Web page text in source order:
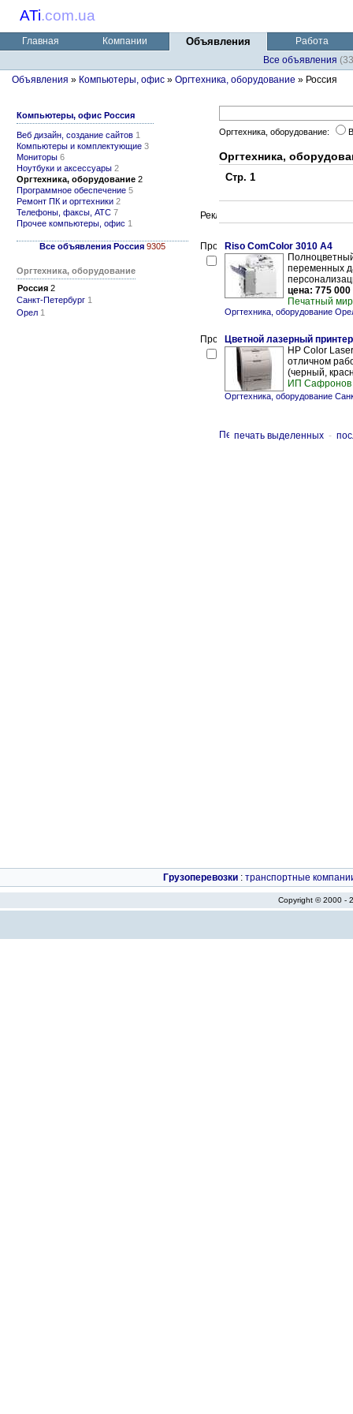
ATi.com.ua
Главная Компании Объявления
Работа
Все объявления
Объявления » Компьютеры, офис » Оргтехника, оборудование » Россия
Компьютеры, офис Россия
Веб дизайн, создание сайтов 1
Компьютеры и комплектующие 3
Мониторы 6
Ноутбуки и аксессуары 2
Оргтехника, оборудование 2
Программное обеспечение 5
Ремонт ПК и оргтехники 2
Телефоны, факсы, АТС 7
Прочее компьютеры, офис 1
Все объявления Россия 9305
Оргтехника, оборудование
Россия 2
Санкт-Петербург 1
Орел 1
Оргтехника, оборудование:
Оргтехника,
Стр. 1
Riso ComColor 3010 А4
переменных
цена: 775 000
Печатный мир
Оргтехника, оборудование
Цветной лазерный принтер
HP Color
отличном
(черный,
ИП Сафронов
Оргтехника, оборудование
печать выделенных -
Грузоперевозки : транспортные
Copyright © 2000 -